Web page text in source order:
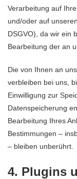
Verarbeitung auf
und/oder auf
DSGVO), da wir ein
Bearbeitung der an
Die von Ihnen an
verbleiben bei uns,
Einwilligung zur
Datenspeicherung
Bearbeitung Ihres
Bestimmungen –
– bleiben unberührt.
4. Plugins